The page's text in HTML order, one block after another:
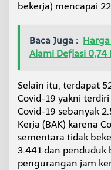
bekerja) mencapai
Baca Juga :
Alami Deflasi 0,74
Selain itu, terdapat
Covid-19 yakni
Covid-19 sebanyak
Kerja (BAK) karena
sementara tidak
3.441 dan
pengurangan jam